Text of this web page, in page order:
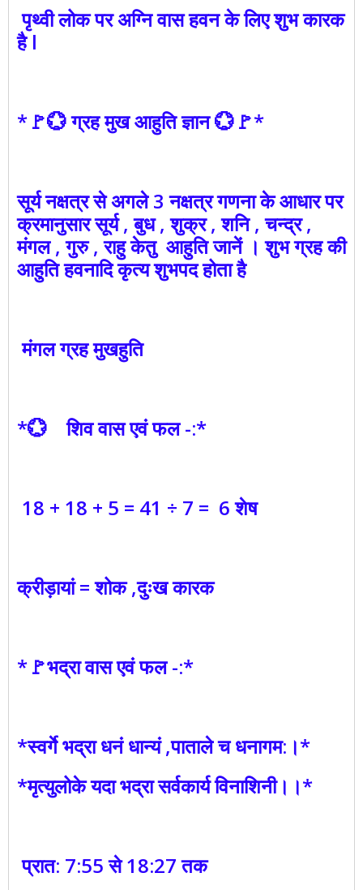
पृथ्वी लोक पर अग्नि वास हवन के लिए शुभ कारक
है l
*🚩💮 ग्रह मुख आहुति ज्ञान 💮🚩*
सूर्य नक्षत्र से अगले 3 नक्षत्र गणना के आधार पर
क्रमानुसार सूर्य , बुध , शुक्र , शनि , चन्द्र ,
मंगल , गुरु , राहु केतु आहुति जानें । शुभ ग्रह की
आहुति हवनादि कृत्य शुभपद होता है
मंगल ग्रह मुखहुति
*💮 शिव वास एवं फल -:*
18 + 18 + 5 = 41 ÷ 7 = 6 शेष
क्रीड़ायां = शोक ,दुःख कारक
*🚩भद्रा वास एवं फल -:*
*स्वर्गे भद्रा धनं धान्यं ,पाताले च धनागम:।*
*मृत्युलोके यदा भद्रा सर्वकार्य विनाशिनी।।*
प्रात: 7:55 से 18:27 तक